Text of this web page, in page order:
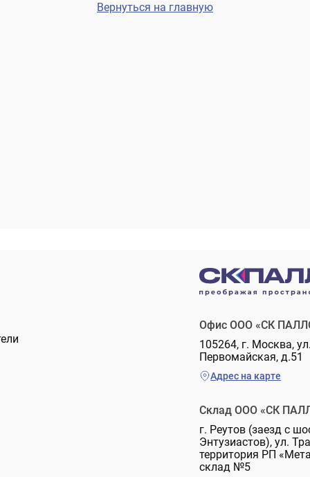
Вернуться на главную
Офис ООО «СК
105264, г. Москва,
Первомайская, д.51
Адрес на карте
Склад ООО «СК
г. Реутов (заезд с
Энтузиастов), ул.
территория РП
склад №5